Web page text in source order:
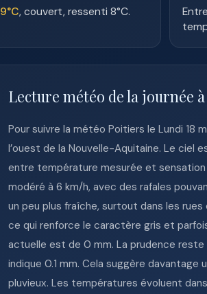
9°C, couvert, ressenti 8°C. Entre
Lecture météo de la journée
Pour suivre la météo Poitiers le Lundi 18
l’ouest de la Nouvelle-Aquitaine. Le
entre température mesurée et sensation
modéré à 6 km/h, avec des rafales
un peu plus fraîche, surtout dans les
ce qui renforce le caractère gris et
actuelle est de 0 mm. La prudence reste
indique 0.1 mm. Cela suggère davantage
pluvieux. Les températures évoluent